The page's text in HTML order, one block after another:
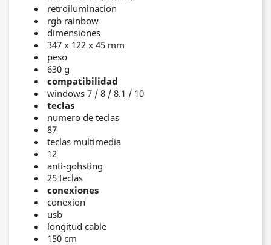
retroiluminacion
rgb rainbow
dimensiones
347 x 122 x 45 mm
peso
630 g
compatibilidad
windows 7 / 8 / 8.1 / 10
teclas
numero de teclas
87
teclas multimedia
12
anti-gohsting
25 teclas
conexiones
conexion
usb
longitud cable
150 cm